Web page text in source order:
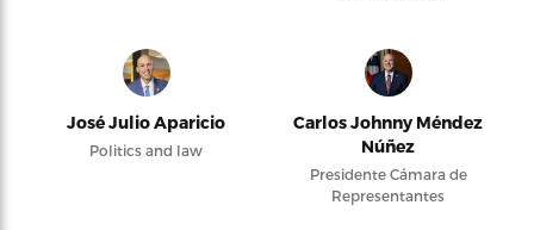
José Julio Aparicio
Politics and law
Carlos Johnny Méndez
Núñez
Presidente Cámara de
Representantes